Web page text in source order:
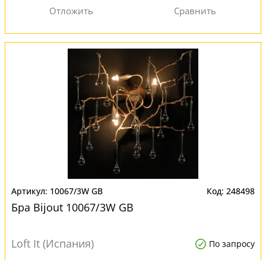
10067/3W GB 248498
Бра Bijout 10067/3W GB
Loft It (Испания) По запросу